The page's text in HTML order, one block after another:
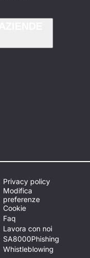
Privacy policy
Modifica
preferenze
Cookie
Faq
Lavora con noi
SA8000Phishing
Whistleblowing